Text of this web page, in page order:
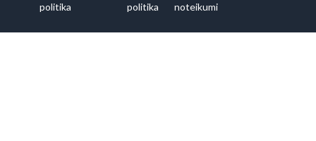
politika
politika
noteikumi